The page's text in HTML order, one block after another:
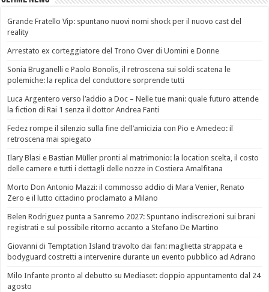
Grande Fratello Vip: spuntano nuovi nomi shock per il nuovo cast del
reality
Arrestato ex corteggiatore del Trono Over di Uomini e Donne
Sonia Bruganelli e Paolo Bonolis, il retroscena sui soldi scatena le
polemiche: la replica del conduttore sorprende tutti
Luca Argentero verso l’addio a Doc – Nelle tue mani: quale futuro attende
la fiction di Rai 1 senza il dottor Andrea Fanti
Fedez rompe il silenzio sulla fine dell’amicizia con Pio e Amedeo: il
retroscena mai spiegato
Ilary Blasi e Bastian Müller pronti al matrimonio: la location scelta, il costo
delle camere e tutti i dettagli delle nozze in Costiera Amalfitana
Morto Don Antonio Mazzi: il commosso addio di Mara Venier, Renato
Zero e il lutto cittadino proclamato a Milano
Belen Rodriguez punta a Sanremo 2027: Spuntano indiscrezioni sui brani
registrati e sul possibile ritorno accanto a Stefano De Martino
Giovanni di Temptation Island travolto dai fan: maglietta strappata e
bodyguard costretti a intervenire durante un evento pubblico ad Adrano
Milo Infante pronto al debutto su Mediaset: doppio appuntamento dal 24
agosto